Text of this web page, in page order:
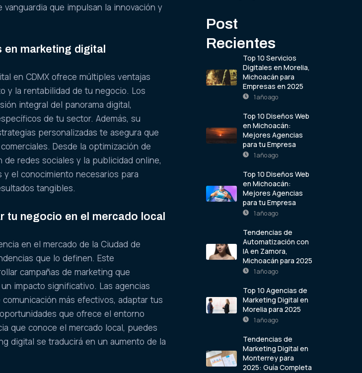
que impulsan la innovación y
marketing digital
en CDMX ofrece múltiples ventajas
y la rentabilidad de tu negocio. Los
integral del panorama digital,
de tu sector. Además, su
personalizadas te asegura que
Desde la optimización de
redes sociales y la publicidad online,
el conocimiento necesarios para
tangibles.
tu negocio en el mercado local
en el mercado de la Ciudad de
que lo definen. Este
campañas de marketing que
impacto significativo. Las agencias
más efectivos, adaptar tus
que ofrece el entorno
que conoce el mercado local, puedes
digital se traducirá en un aumento de la
Post
Recientes
Top 10 Servicios
Digitales en Morelia,
Michoacán para
Empresas en 2025
1 año ago
Top 10 Diseños Web
en Michoacán:
Mejores Agencias
para tu Empresa
1 año ago
Top 10 Diseños Web
en Michoacán:
Mejores Agencias
para tu Empresa
1 año ago
Tendencias de
Automatización con
IA en Zamora,
Michoacán para 2025
1 año ago
Top 10 Agencias de
Marketing Digital en
Morelia para 2025
1 año ago
Tendencias de
Marketing Digital en
Monterrey para
2025: Guía Completa